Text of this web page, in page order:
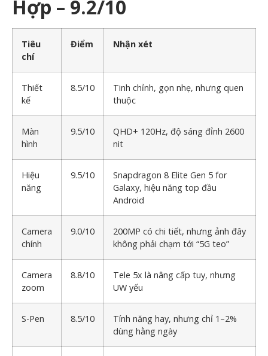
Hợp – 9.2/10
Tiêu
chí
Điểm Nhận xét
Thiết
kế
8.5/10
Tinh chỉnh, gọn nhẹ, nhưng quen
thuộc
Màn
hình
9.5/10
QHD+ 120Hz, độ sáng đỉnh 2600
nit
Hiệu
năng
9.5/10
Snapdragon 8 Elite Gen 5 for
Galaxy, hiệu năng top đầu
Android
Camera
chính
9.0/10
200MP có chi tiết, nhưng ảnh đây
không phải chạm tới “5G teo”
Camera
zoom
8.8/10
Tele 5x là nâng cấp tuy, nhưng
UW yếu
S-Pen 8.5/10
Tính năng hay, nhưng chỉ 1–2%
dùng hằng ngày